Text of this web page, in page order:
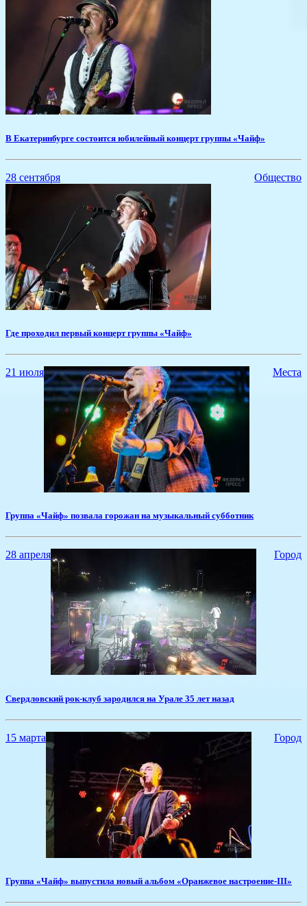
​В Екатеринбурге состоится юбилейный концерт группы «Чайф»
28 сентября Общество
Где проходил первый концерт группы «Чайф»
21 июля Места
​Группа «Чайф» позвала горожан на музыкальный субботник
28 апреля Город
Свердловский рок-клуб зародился на Урале 35 лет назад
15 марта Город
Группа ​«Чайф» выпустила новый альбом «Оранжевое настроение-III»